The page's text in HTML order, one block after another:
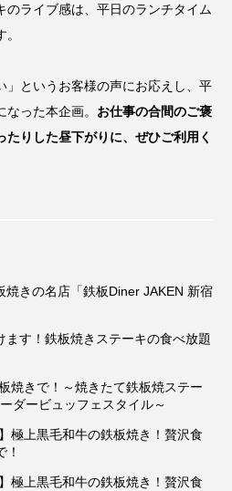
のライブ感は、平日のランチタイム
」というお客様の声にお応えし、平
った本企画。 お仕事の合間のご褒
りした昼下がりに、ぜひご利用く
焼きの名店「鉄板Diner JAKEN 新宿
ます！鉄板焼きステーキの食べ放題
焼きで！～焼きたて鉄板焼ステー
ダービュッフェスタイル～
極上黒毛和牛の鉄板焼き！贅沢食
極上黒毛和牛の鉄板焼き！贅沢食